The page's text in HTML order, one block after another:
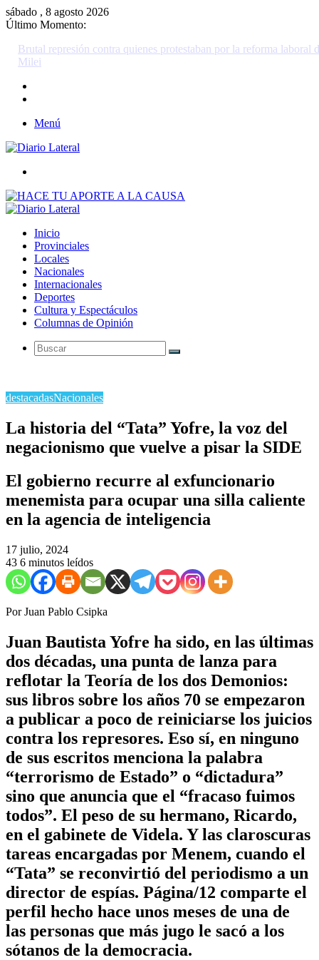
sábado , 8 agosto 2026
Último Momento:
Brutal represión contra quienes protestaban por la reforma laboral de
Milei
Menú
Inicio
Provinciales
Locales
Nacionales
Internacionales
Deportes
Cultura y Espectáculos
Columnas de Opinión
Buscar
destacadasNacionales
La historia del “Tata” Yofre, la voz del
negacionismo que vuelve a pisar la SIDE
El gobierno recurre al exfuncionario
menemista para ocupar una silla caliente
en la agencia de inteligencia
17 julio, 2024
43 6 minutos leídos
Por Juan Pablo Csipka
Juan Bautista Yofre ha sido, en las últimas
dos décadas, una punta de lanza para
reflotar la Teoría de los dos Demonios:
sus libros sobre los años 70 se empezaron
a publicar a poco de reiniciarse los juicios
contra los represores. Eso sí, en ninguno
de sus escritos menciona la palabra
“terrorismo de Estado” o “dictadura”
sino que anuncia que el “fracaso fuimos
todos”. El peso de su hermano, Ricardo,
en el gabinete de Videla. Y las claroscuras
tareas encargadas por Menem, cuando el
“Tata” se reconvirtió del periodismo a un
director de espías. Página/12 comparte el
perfil hecho hace unos meses de una de
las personas que más jugo le sacó a los
sótanos de la democracia.